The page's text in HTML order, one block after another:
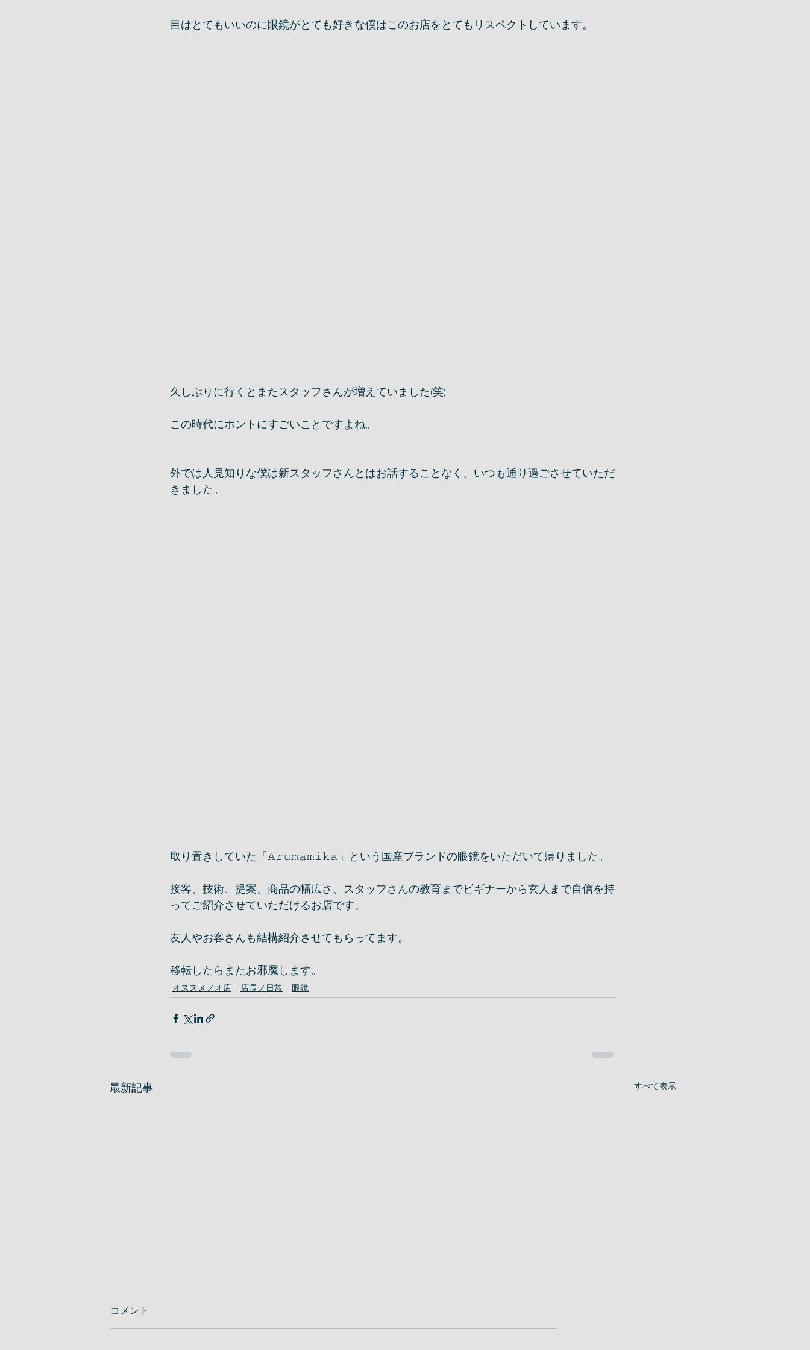
目はとてもいいのに眼鏡がとても好きな僕はこのお店をとてもリスペクトしています。
久しぶりに行くとまたスタッフさんが増えていました(笑)
この時代にホントにすごいことですよね。
外では人見知りな僕は新スタッフさんとはお話することなく、いつも通り過ごさせていただ
きました。
取り置きしていた「𝙰𝚛𝚞𝚖𝚊𝚖𝚒𝚔𝚊」という国産ブランドの眼鏡をいただいて帰りました。
接客、技術、提案、商品の幅広さ、スタッフさんの教育までビギナーから玄人まで自信を持
ってご紹介させていただけるお店です。
友人やお客さんも結構紹介させてもらってます。
移転したらまたお邪魔します。
オススメノオ店 店長ノ日常 眼鏡
最新記事 すべて表示
コメント